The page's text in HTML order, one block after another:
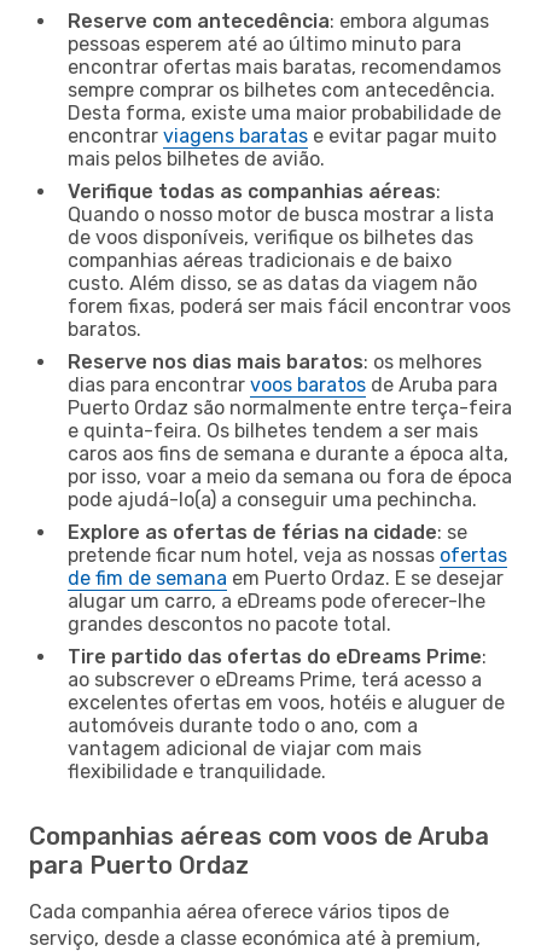
Reserve com antecedência: embora algumas
pessoas esperem até ao último minuto para
encontrar ofertas mais baratas, recomendamos
sempre comprar os bilhetes com antecedência.
Desta forma, existe uma maior probabilidade de
encontrar viagens baratas e evitar pagar muito
mais pelos bilhetes de avião.
Verifique todas as companhias aéreas:
Quando o nosso motor de busca mostrar a lista
de voos disponíveis, verifique os bilhetes das
companhias aéreas tradicionais e de baixo
custo. Além disso, se as datas da viagem não
forem fixas, poderá ser mais fácil encontrar voos
baratos.
Reserve nos dias mais baratos: os melhores
dias para encontrar voos baratos de Aruba para
Puerto Ordaz são normalmente entre terça-feira
e quinta-feira. Os bilhetes tendem a ser mais
caros aos fins de semana e durante a época alta,
por isso, voar a meio da semana ou fora de época
pode ajudá-lo(a) a conseguir uma pechincha.
Explore as ofertas de férias na cidade: se
pretende ficar num hotel, veja as nossas ofertas
de fim de semana em Puerto Ordaz. E se desejar
alugar um carro, a eDreams pode oferecer-lhe
grandes descontos no pacote total.
Tire partido das ofertas do eDreams Prime:
ao subscrever o eDreams Prime, terá acesso a
excelentes ofertas em voos, hotéis e aluguer de
automóveis durante todo o ano, com a
vantagem adicional de viajar com mais
flexibilidade e tranquilidade.
Companhias aéreas com voos de Aruba
para Puerto Ordaz
Cada companhia aérea oferece vários tipos de
serviço, desde a classe económica até à premium,